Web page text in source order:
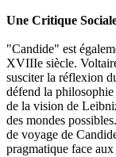
Une Critique
"Candide" est
XVIIIe siècle.
susciter la réflexion
défend la
de la vision de
des mondes
de voyage de
pragmatique face